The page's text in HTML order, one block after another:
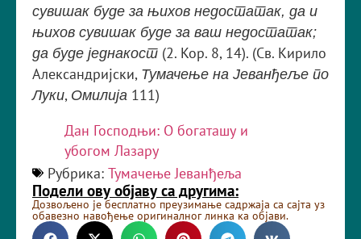
сувишак буде за њихов недостатак, да и
њихов сувишак буде за ваш недостатак;
да буде једнакост (2. Кор. 8, 14). (Св. Кирило
Александријски, Тумачење на Јеванђеље по
Луки, Омилија 111)
Дан Господњи: О богаташу и
убогом Лазару
Рубрика: Тумачење Јеванђеља
Подели ову објаву са другима:
Дозвољено је бесплатно преузимање садржаја са сајта уз
обавезно навођење оригиналног линка ка објави.